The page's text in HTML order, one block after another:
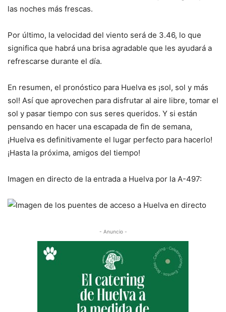
las noches más frescas.
Por último, la velocidad del viento será de 3.46, lo que
significa que habrá una brisa agradable que les ayudará a
refrescarse durante el día.
En resumen, el pronóstico para Huelva es ¡sol, sol y más
sol! Así que aprovechen para disfrutar al aire libre, tomar el
sol y pasar tiempo con sus seres queridos. Y si están
pensando en hacer una escapada de fin de semana,
¡Huelva es definitivamente el lugar perfecto para hacerlo!
¡Hasta la próxima, amigos del tiempo!
Imagen en directo de la entrada a Huelva por la A-497:
- Anuncio -